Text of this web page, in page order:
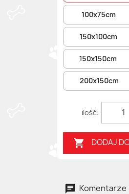
100x75cm
150x100cm
150x150cm
200x150cm
 DODAJ
Komentarze